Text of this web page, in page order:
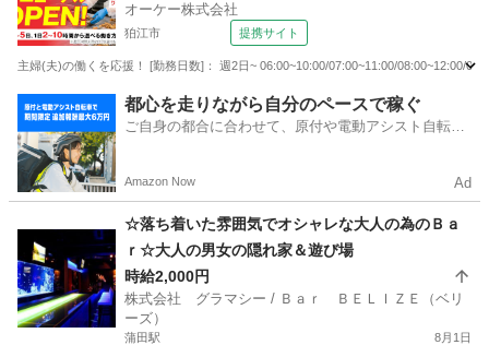
オーケー株式会社
狛江市 提携サイト
主婦(夫)の働くを応援！ [勤務日数]： 週2日~ 06:00~10:00/07:00~11:00/08:00~12:00/
その他
都心を走りながら自分のペースで稼ぐ
ご自身の都合に合わせて、原付や電動アシスト自転車
Amazon Now Ad
☆落ち着いた雰囲気でオシャレな大人の為のＢａ
ｒ☆大人の男女の隠れ家＆遊び場
時給2,000円
株式会社 グラマシー / Ｂａｒ ＢＥＬＩＺＥ（ベリ
ーズ）
蒲田駅 8月1日